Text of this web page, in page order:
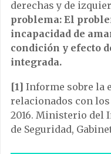
derechas y de
problema: El
incapacidad de
condición y efecto
integrada.
[1] Informe sobre la
relacionados con
2016. Ministerio del
de Seguridad,